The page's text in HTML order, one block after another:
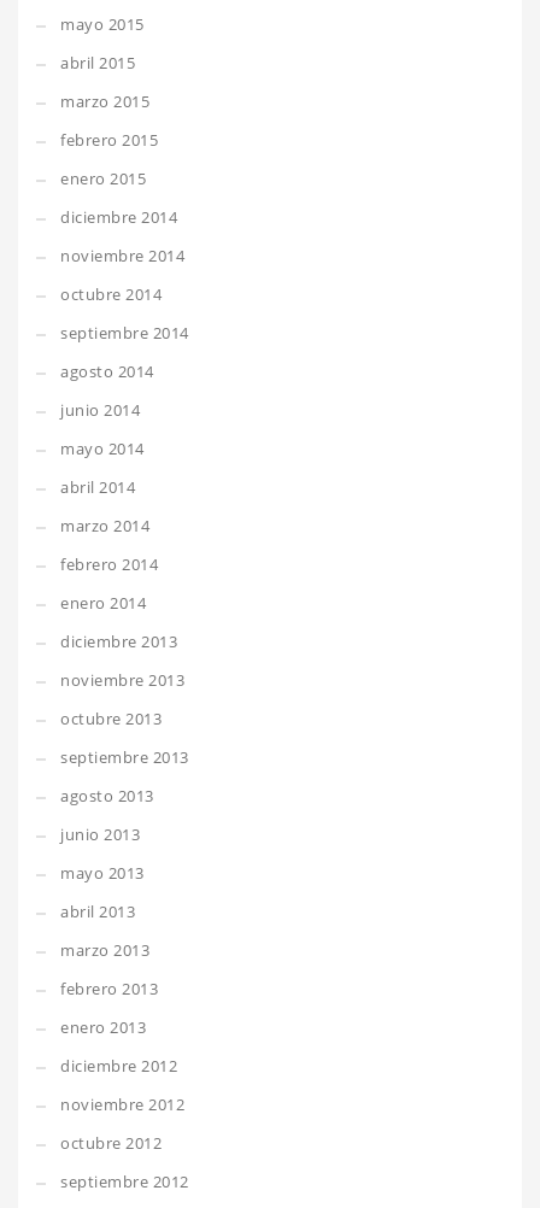
mayo 2015
abril 2015
marzo 2015
febrero 2015
enero 2015
diciembre 2014
noviembre 2014
octubre 2014
septiembre 2014
agosto 2014
junio 2014
mayo 2014
abril 2014
marzo 2014
febrero 2014
enero 2014
diciembre 2013
noviembre 2013
octubre 2013
septiembre 2013
agosto 2013
junio 2013
mayo 2013
abril 2013
marzo 2013
febrero 2013
enero 2013
diciembre 2012
noviembre 2012
octubre 2012
septiembre 2012